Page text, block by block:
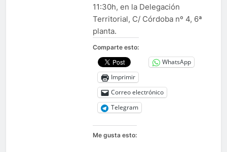
11:30h, en la Delegación
Territorial, C/ Córdoba nº 4, 6ª
planta.
Comparte esto:
WhatsApp
Imprimir
Correo electrónico
Telegram
Me gusta esto: